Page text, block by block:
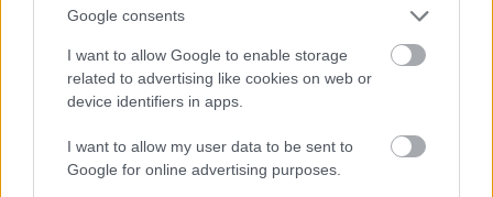
Google consents
I want to allow Google to enable storage
related to advertising like cookies on web or
device identifiers in apps.
I want to allow my user data to be sent to
Google for online advertising purposes.
felhatalmazással rendelkezik arra, hogy jogi
aktusokat fogadjon el a XIII. mellékletben
meghatározott kritériumok pontosítása és
naprakésszé tétele céljából.)
Az eljárás több irányból is indulhat (lásd MI